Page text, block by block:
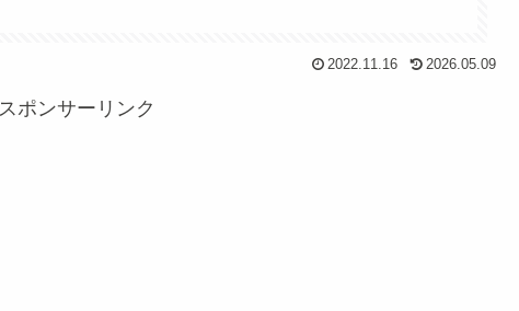
2022.11.16 2026.05.09
スポンサーリンク